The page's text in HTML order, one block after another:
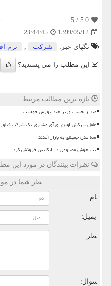
5.0
/ 5
1399/05/12
23:44:45
تگهای خبر:
شركت , نرم
این مطلب را می پسندید؟
تازه ترین مطالب مرتبط
متا از نخست وزیر هند پوزش خواست
عامل سرکش اوپن ای آی مشتری یک شرکت
سه مدل جمینای به بازار آمدند
تب هوش مصنوعی در انگلیس فروکش کرد
نظرات بینندگان در مورد این
نظر شما در
نام:
ایمیل:
نظر:
سوال: